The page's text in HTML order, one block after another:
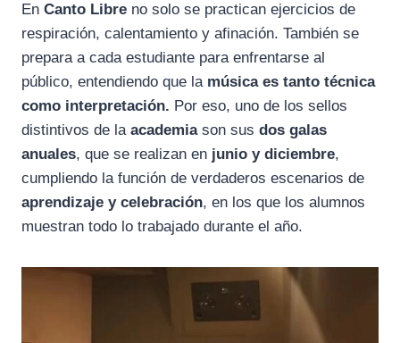
En Canto Libre no solo se practican ejercicios de
respiración, calentamiento y afinación. También se
prepara a cada estudiante para enfrentarse al
público, entendiendo que lamúsica es tanto técnica
como interpretación. Por eso, uno de los sellos
distintivos de la academiason sus dos galas
anuales, que se realizan en junio y diciembre,
cumpliendo la función de verdaderos escenarios de
aprendizaje y celebración, en los que los alumnos
muestran todo lo trabajado durante el año.